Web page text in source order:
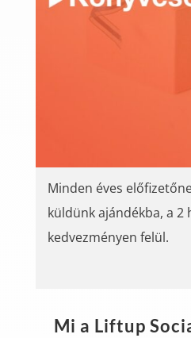
Minden éves
küldünk ajándékba, a
kedvezményen felül.
Mi a Liftup